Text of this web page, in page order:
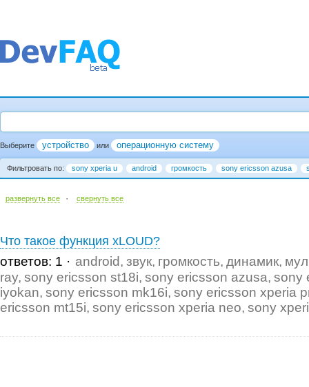
Выберите устройство или операционную систему
Фильтровать по: sony xperia u android громкость sony ericsson azusa
развернуть все · cвернуть все
Что такое функция xLOUD?
ответов: 1 android звук громкость динамик
ray sony ericsson st18i sony ericsson azusa sony
iyokan sony ericsson mk16i sony ericsson xperia
ericsson mt15i sony ericsson xperia neo sony